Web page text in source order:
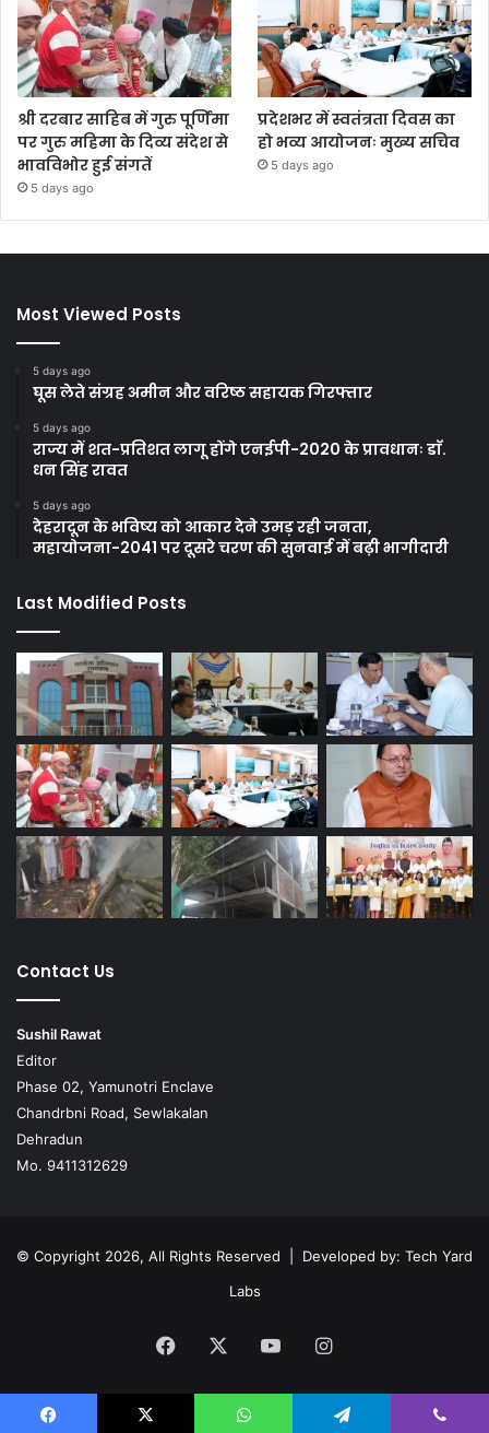
श्री दरबार साहिब में गुरु पूर्णिमा
पर गुरु महिमा के दिव्य संदेश से
भावविभोर हुई संगतें
5 days ago
प्रदेशभर में स्वतंत्रता दिवस का
हो भव्य आयोजनः मुख्य सचिव
5 days ago
Most Viewed Posts
5 days ago
घूस लेते संग्रह अमीन और वरिष्ठ सहायक गिरफ्तार
5 days ago
राज्य में शत-प्रतिशत लागू होंगे एनईपी-2020 के प्रावधानः डाॅ.
धन सिंह रावत
5 days ago
देहरादून के भविष्य को आकार देने उमड़ रही जनता,
महायोजना-2041 पर दूसरे चरण की सुनवाई में बढ़ी भागीदारी
Last Modified Posts
Contact Us
Sushil Rawat
Editor
Phase 02, Yamunotri Enclave
Chandrbni Road, Sewlakalan
Dehradun
Mo. 9411312629
© Copyright 2026, All Rights Reserved | Developed by: Tech Yard
Labs
Facebook YouTubeInstagram